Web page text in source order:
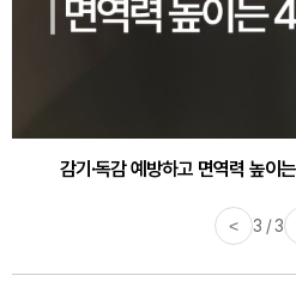
감기·독감 예방하고 면역력 높이
< 3 / 3